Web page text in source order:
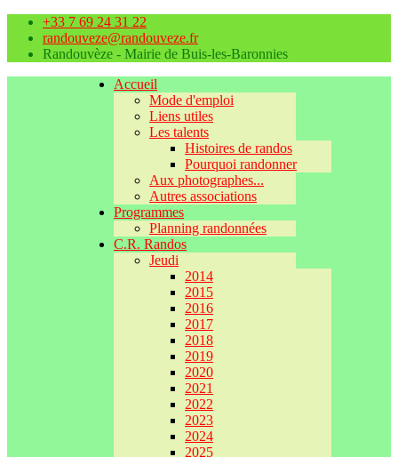
+33 7 69 24 31 22
randouveze@randouveze.fr
Randouvèze - Mairie de Buis-les-Baronnies
Accueil
Mode d'emploi
Liens utiles
Les talents
Histoires de randos
Pourquoi randonner
Aux photographes...
Autres associations
Programmes
Planning randonnées
C.R. Randos
Jeudi
2014
2015
2016
2017
2018
2019
2020
2021
2022
2023
2024
2025